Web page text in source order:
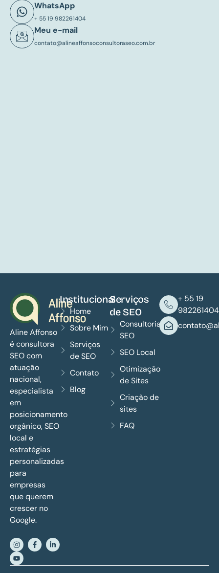
WhatsApp
+ 55 19 982261404
Meu e-mail
contato@alineaffonsoconsultoraseo.com.br
Aline Affonso
é consultora
SEO com
atuação
nacional,
especialista
em
posicionamento
orgânico, SEO
local e
estratégias
personalizadas
para
empresas
que querem
crescer no
Google.
Institucional
Home
Sobre Mim
Serviços
de SEO
Contato
Blog
Serviços
de SEO
Consultoria
SEO
SEO Local
Otimização
de Sites
Criação de
sites
FAQ
+ 55 19
982261404